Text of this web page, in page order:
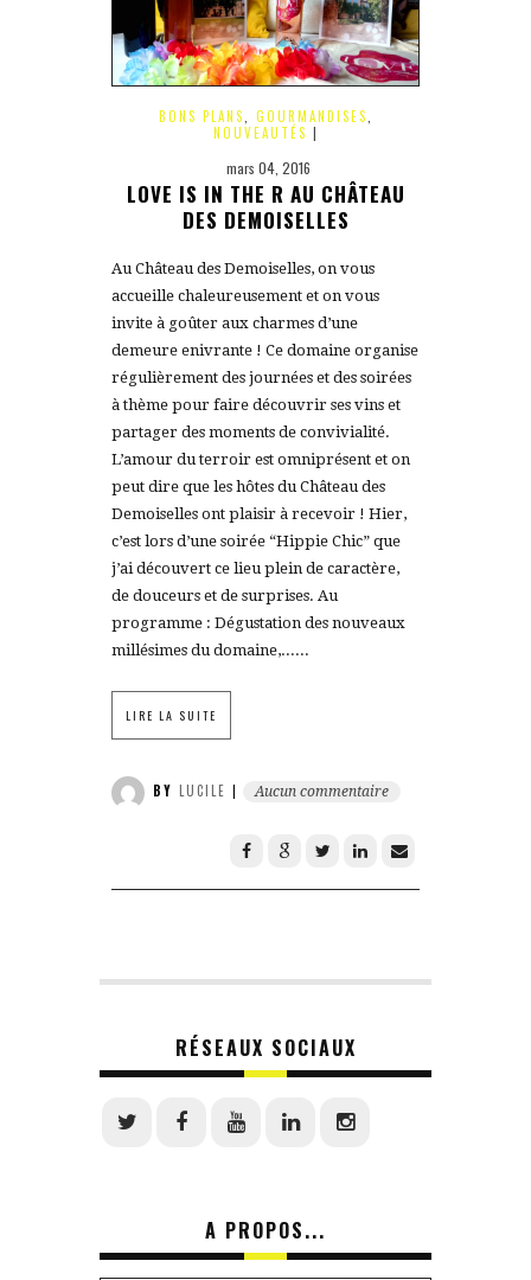
BONS PLANS GOURMANDISES
NOUVEAUTÉS |
mars 04, 2016
LOVE IS IN THE R AU CHÂTEAU
DES DEMOISELLES
Au Château des Demoiselles, on vous
accueille chaleureusement et on vous
invite à goûter aux charmes d’une
demeure enivrante ! Ce domaine organise
régulièrement des journées et des soirées
à thème pour faire découvrir ses vins et
partager des moments de convivialité.
L’amour du terroir est omniprésent et on
peut dire que les hôtes du Château des
Demoiselles ont plaisir à recevoir ! Hier,
c’est lors d’une soirée “Hippie Chic” que
j’ai découvert ce lieu plein de caractère,
de douceurs et de surprises. Au
programme : Dégustation des nouveaux
millésimes du domaine,......
LIRE LA SUITE
BY LUCILE | Aucun commentaire
RÉSEAUX SOCIAUX
A PROPOS...